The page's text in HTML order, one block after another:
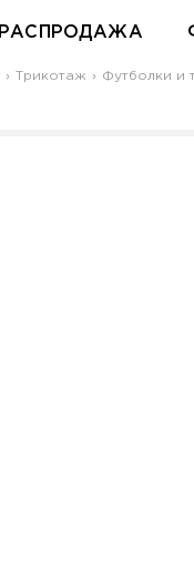
РАСПРОДАЖА
Трикотаж Футболки и